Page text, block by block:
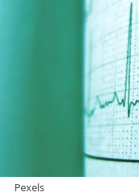
Pexels